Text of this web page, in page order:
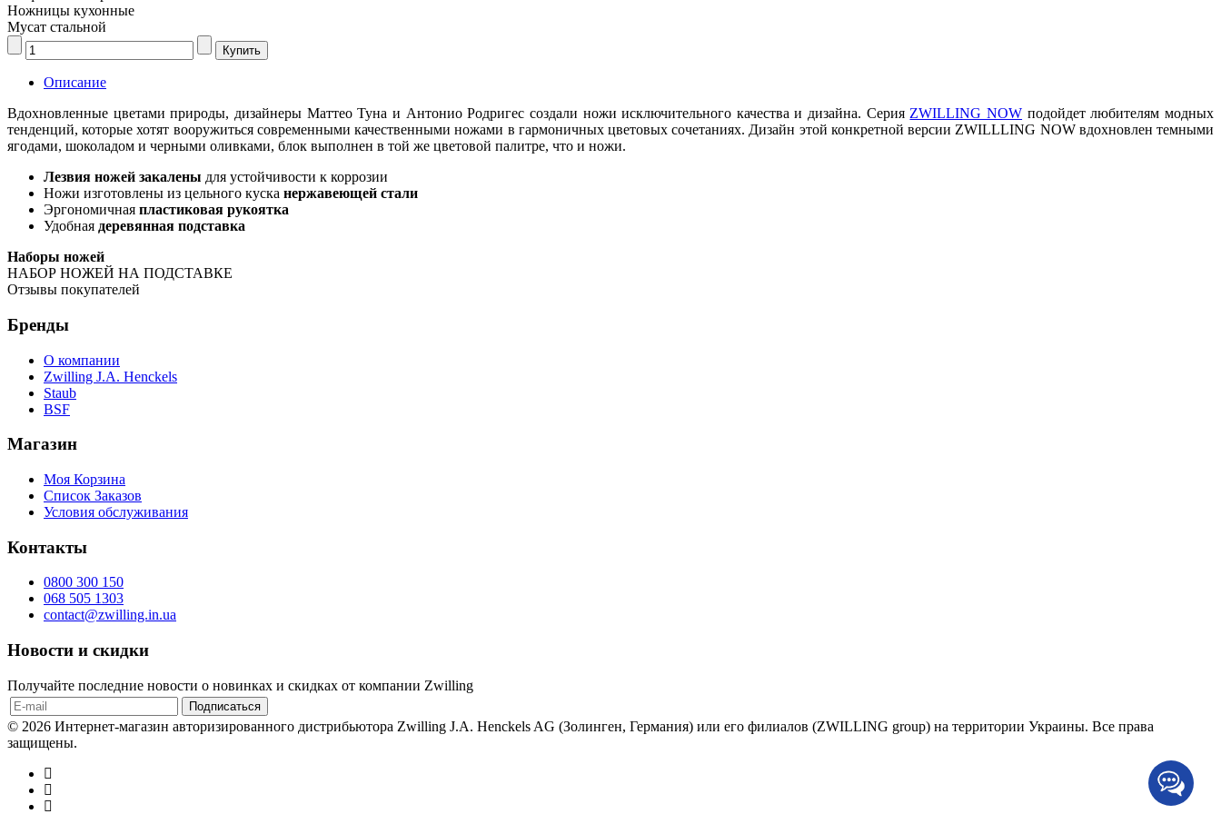
Ножницы кухонные
Мусат стальной
Описание
Вдохновленные цветами природы, дизайнеры Маттео Туна и Антонио Родригес создали ножи исключительного качества и дизайна. Серия ZWILLING NOW подойдет любителям модных
тенденций, которые хотят вооружиться современными качественными ножами в гармоничных цветовых сочетаниях. Дизайн этой конкретной версии ZWILLLING NOW вдохновлен темными
ягодами, шоколадом и черными оливками, блок выполнен в той же цветовой палитре, что и ножи.
Лезвия ножей закалены для устойчивости к коррозии
Ножи изготовлены из цельного куска нержавеющей стали
Эргономичная пластиковая рукоятка
Удобная деревянная подставка
Наборы ножей
НАБОР НОЖЕЙ НА ПОДСТАВКЕ
Отзывы покупателей
Бренды
О компании
Zwilling J.A. Henckels
Staub
BSF
Магазин
Моя Корзина
Список Заказов
Условия обслуживания
Контакты
0800 300 150
068 505 1303
contact@zwilling.in.ua
Новости и скидки
Получайте последние новости о новинках и скидках от компании Zwilling
© 2026 Интернет-магазин авторизированного дистрибьютора Zwilling J.A. Henckels AG (Золинген, Германия) или его филиалов (ZWILLING group) на территории Украины. Все права
защищены.